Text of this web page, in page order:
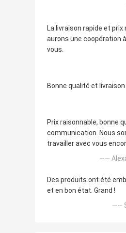
La livraison rapide et prix
aurons une coopération
vous.
Bonne qualité et livraison
Prix raisonnable, bonne
communication. Nous
travailler avec vous
——
Des produits ont été
et en bon état. Grand !
——